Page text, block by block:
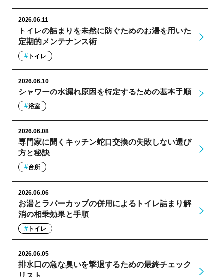
トイレの詰まりを未然に防ぐためのお湯を用いた
定期的メンテナンス術
2026.06.11
トイレ
シャワーの水漏れ原因を特定するための基本手順
2026.06.10
浴室
専門家に聞くキッチン蛇口交換の失敗しない選び
方と秘訣
2026.06.08
台所
お湯とラバーカップの併用によるトイレ詰まり解
消の相乗効果と手順
2026.06.06
トイレ
排水口の急な臭いを撃退するための最終チェック
リスト
2026.06.05